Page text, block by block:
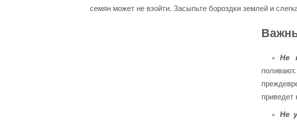
семян может не взойти. Засыпьте бороздки землей и
Не
приведет
Не